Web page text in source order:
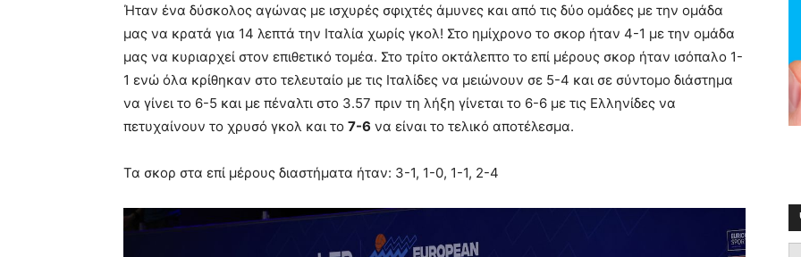
Ήταν ένα δύσκολος αγώνας με ισχυρές σφιχτές άμυνες και από τις δύο ομάδες με την ομάδα
μας να κρατά για 14 λεπτά την Ιταλία χωρίς γκολ! Στο ημίχρονο το σκορ ήταν 4-1 με την ομάδα
μας να κυριαρχεί στον επιθετικό τομέα. Στο τρίτο οκτάλεπτο το επί μέρους σκορ ήταν ισόπαλο 1-
1 ενώ όλα κρίθηκαν στο τελευταίο με τις Ιταλίδες να μειώνουν σε 5-4 και σε σύντομο διάστημα
να γίνει το 6-5 και με πέναλτι στο 3.57 πριν τη λήξη γίνεται το 6-6 με τις Ελληνίδες να
πετυχαίνουν το χρυσό γκολ και το 7-6 να είναι το τελικό αποτέλεσμα.
Τα σκορ στα επί μέρους διαστήματα ήταν: 3-1, 1-0, 1-1, 2-4